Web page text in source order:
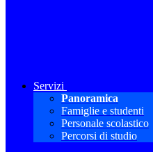
Servizi
Panoramica
Famiglie e studenti
Personale scolastico
Percorsi di studio